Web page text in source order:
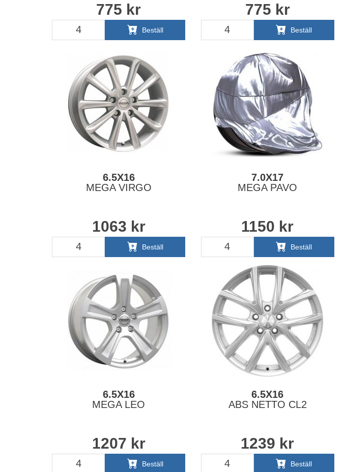
775 kr
Beställ
775 kr
Beställ
6.5X16
MEGA VIRGO
1063 kr
Beställ
7.0X17
MEGA PAVO
1150 kr
Beställ
6.5X16
MEGA LEO
1207 kr
Beställ
6.5X16
ABS NETTO CL2
1239 kr
Beställ